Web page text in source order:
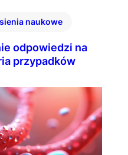
naukowe
odpowiedzi na
przypadków